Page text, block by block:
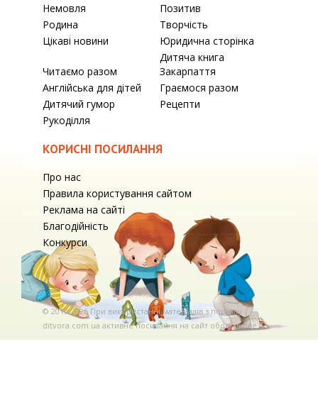
Немовля
Позитив
Родина
Творчість
Цікаві новини
Юридична сторінка
Читаємо разом
Дитяча книга
Закарпаття
Англійська для дітей
Граємося разом
Дитячий гумор
Рецепти
Рукоділля
КОРИСНІ ПОСИЛАННЯ
Про нас
Правила користування сайтом
Реклама на сайті
Благодійність
Конкурси
© 2010-2026 При використаннi матерiалiв з порталу
ditvora.com.ua активне посилання на сайт обов'язкове. .